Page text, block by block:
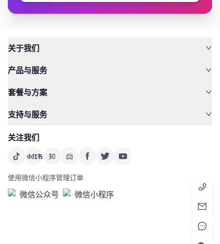
关于我们
产品与服务
套餐与方案
支持与服务
关注我们
使用微信小程序管理订单